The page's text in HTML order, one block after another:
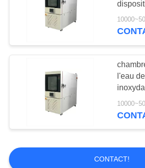
Promenade
chambre
l'eau
225L
CONTACT!